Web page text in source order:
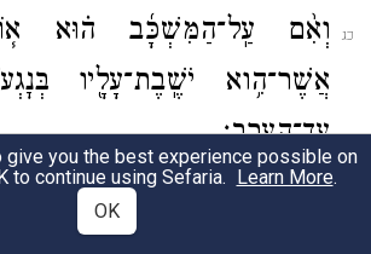
כג
וְאִ֨ם עַֽל־הַמִּשְׁכָּ֜ב ה֗וּא
אֲשֶׁר־הִ֥וא יֹשֶֽׁבֶת־עָלָ֖יו
עַד־הָעָֽרֶב׃
וְאִ֡ם שָׁכֹב֩ יִשְׁכַּ֨ב אִ֜ישׁ אֹתָ֗הּ
give you the best experience possible on
to continue using Sefaria. Learn More.
OK